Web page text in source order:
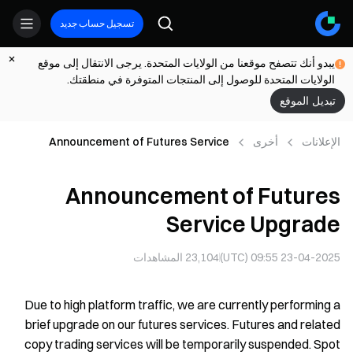
تسجيل حساب جديد
يبدو أنك تتصفح موقعنا من الولايات المتحدة. يرجى الانتقال إلى موقع
الولايات المتحدة للوصول إلى المنتجات المتوفرة في منطقتك.
تبديل الموقع
الإعلانات أخرى
Announcement of Futures Service
Announcement of Futures
Service Upgrade
23-04-2025 09:55 (UTC)
23,104 المشاهدات
Due to high platform traffic, we are currently performing a
brief upgrade on our futures services. Futures and related
copy trading services will be temporarily suspended. Spot